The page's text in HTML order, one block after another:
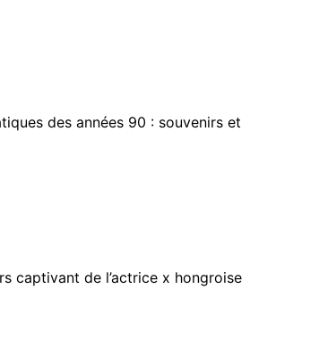
des années 90 : souvenirs et
captivant de l’actrice x hongroise